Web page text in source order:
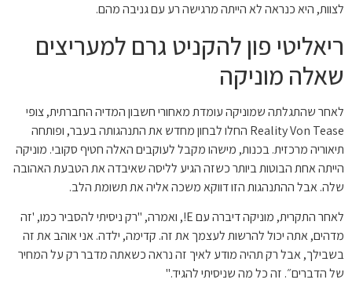
לצוות, היא כנראה לא הייתה מרגישה רע עם גניבה מהם.
ריאליטי פון להקניט גרם למעריצים
שאלה מוניקה
לאחר שהתגלתה שמוניקה עומדת מאחורי חשבון המדיה החברתית, צופי
Reality Von Tease החלו לבחון מחדש את התנהגותה בעבר, ופותחה
תיאוריה מרכזית. בכנות, מישהו מקבל לעוקבים האלה חטיף סקובי. מוניקה
הייתה אחת הבוטות ביותר כשזה הגיע לליסה שאיבדה את הטבעת האהובה
שלה. אבל ההתנהגות הזו דווקא משכה אליה את תשומת הלב.
לאחר התקרית, מוניקה דיברה עם E!, ואמרה, "רק ניסיתי להסביר כמו, 'זה
מדהים, אתה יכול להרשות לעצמך את זה. קדימה, ילדה. אני אוהב את זה
בשבילך, אבל רק תהיה מודע לאיך זה נראה כשאתה מדבר רק על המחיר
של הדברים״. זה כל מה שניסיתי להגיד."